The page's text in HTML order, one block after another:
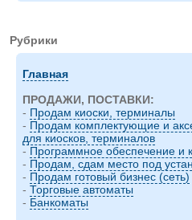
Рубрики
Главная
ПРОДАЖИ, ПОСТАВКИ:
- Продам киоски, терминалы
- Продам комплектующие и
для киосков, терминалов
- Программное обеспечение и
- Продам, сдам место под
- Продам готовый бизнес (сеть)
- Торговые автоматы
- Банкоматы